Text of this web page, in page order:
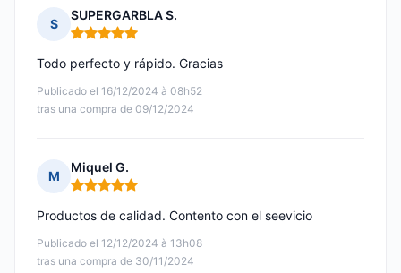
S
SUPERGARBLA S.
Nota: 5 de 5
Publicado el 16/12/2024 à 08h52
tras una compra de 09/12/2024
Todo perfecto y rápido. Gracias
M
Miquel G.
Nota: 5 de 5
Publicado el 12/12/2024 à 13h08
tras una compra de 30/11/2024
Productos de calidad. Contento con el seevicio